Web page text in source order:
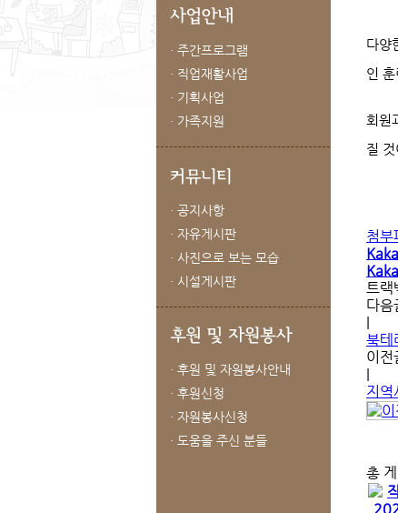
· 주간프로그램
· 직업재활사업
· 기획사업
· 가족지원
· 공지사항
· 자유게시판
· 사진으로 보는 모습
· 시설게시판
· 후원 및 자원봉사안내
· 후원신청
· 자원봉사신청
· 도움을 주신 분들
다양
인
회원
질
첨부
트랙
다음
|
북테
이전
|
지역
총